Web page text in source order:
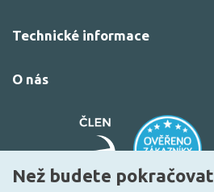
Technické informace
O nás
Než budete pokračovat